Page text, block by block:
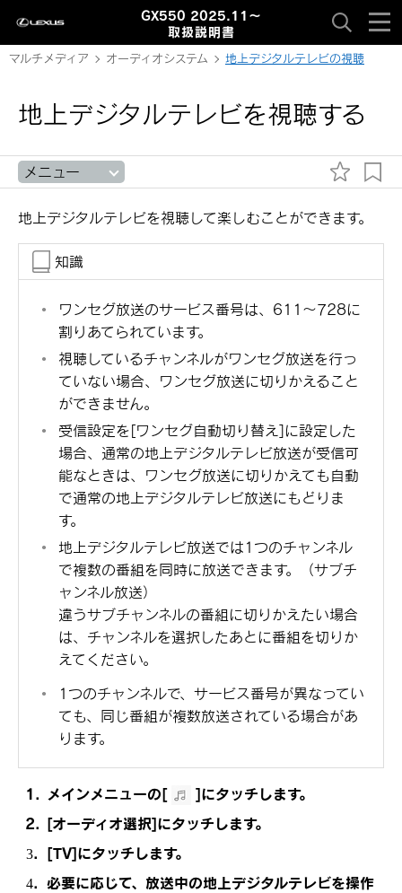
GX550 2025.11～
取扱説明書
マルチメディア オーディオシステム 地上デジタルテレビの視聴
地上デジタルテレビを視聴する
メニュー
地上デジタルテレビを視聴して楽しむことができます。
知識
ワンセグ放送のサービス番号は、611～728に
割りあてられています。
視聴しているチャンネルがワンセグ放送を行っ
ていない場合、ワンセグ放送に切りかえること
ができません。
受信設定を[‍ワンセグ自動切り替え‍]に設定した
場合、通常の地上デジタルテレビ放送が受信可
能なときは、ワンセグ放送に切りかえても自動
で通常の地上デジタルテレビ放送にもどりま
す。
地上デジタルテレビ放送では1つのチャンネル
で複数の番組を同時に放送できます。（サブチ
ャンネル放送）
違うサブチャンネルの番組に切りかえたい場合
は、チャンネルを選択したあとに番組を切りか
えてください。
1つのチャンネルで、サービス番号が異なってい
ても、同じ番組が複数放送されている場合があ
ります。
メインメニューの[‍ ‍]にタッチします。
[‍オーディオ選択‍]にタッチします。
[‍TV‍]にタッチします。
必要に応じて、放送中の地上デジタルテレビを操作